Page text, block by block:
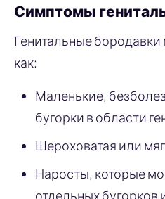
Симптомы
Генитальные бородавки
как:
Маленькие,
бугорки в области
Шероховатая или
Наросты, которые
отдельных бугорков